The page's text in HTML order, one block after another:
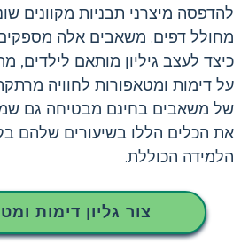
להדפסה מיצרני תבניות מקוונים
מחולל דפים. משאבים אלה מספקים
כיצד לעצב גיליון מותאם לילדים,
על דימות ומטאפורות לחוויה
של משאבים בחינם מבטיחה גם
את הכלים הללו בשיעורים שלהם
הלמידה הכוללת.
צור גליון דימות